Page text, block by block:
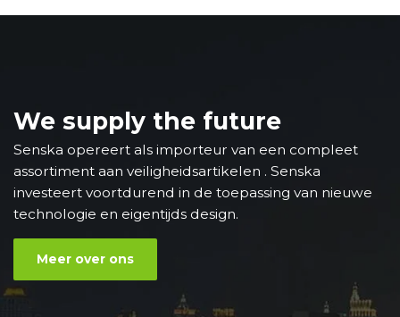
We supply the future
Senska opereert als importeur van een compleet
assortiment aan veiligheidsartikelen . Senska
investeert voortdurend in de toepassing van nieuwe
technologie en eigentijds design.
Meer over ons